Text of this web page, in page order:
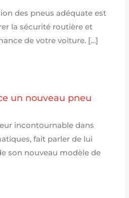
des pneus adéquate est
la sécurité routière et
de votre voiture. […]
un nouveau pneu
incontournable dans
fait parler de lui
son nouveau modèle de